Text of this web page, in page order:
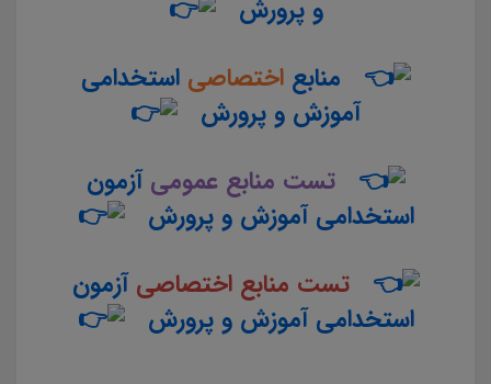
و پرورش
منابعاختصاصیاستخدامی
آموزش و پرورش
تست منابع عمومی آزمون
استخدامی آموزش و پرورش
تست منابع اختصاصی آزمون
استخدامی آموزش و پرورش